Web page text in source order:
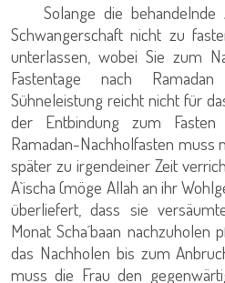
Solange die behandelnde
Schwangerschaft nicht zu
unterlassen, wobei Sie zum
Fastentage nach
Sühneleistung reicht nicht für
der Entbindung zum
Ramadan-Nachholfasten muss
später zu irgendeiner Zeit
A`ischa (möge Allah an ihr
überliefert, dass sie
Monat Scha´baan nachzuholen
das Nachholen bis zum
muss die Frau den